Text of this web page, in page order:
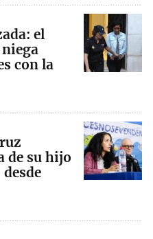
el
con la
de su hijo